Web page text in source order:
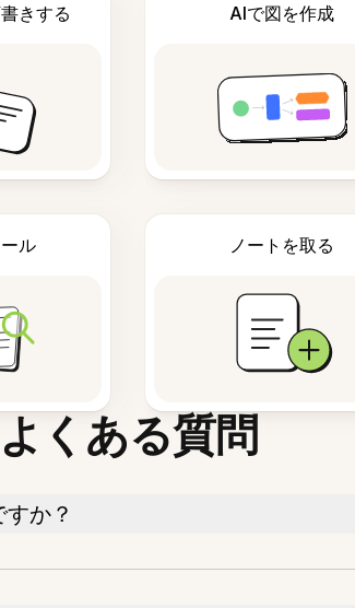
きする AIで図を作成
ル ノートを取る
よくある質問
か？